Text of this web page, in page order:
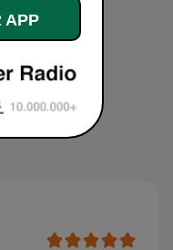
APP